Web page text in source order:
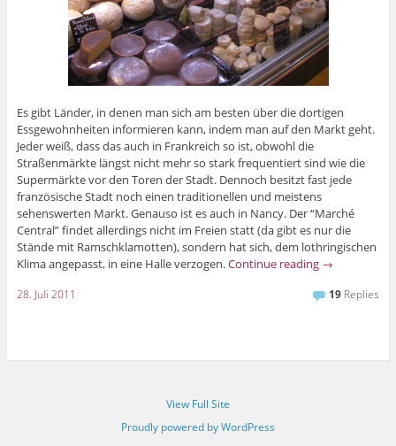
Es gibt Länder, in denen man sich am besten über die dortigen
Essgewohnheiten informieren kann, indem man auf den Markt geht.
Jeder weiß, dass das auch in Frankreich so ist, obwohl die
Straßenmärkte längst nicht mehr so stark frequentiert sind wie die
Supermärkte vor den Toren der Stadt. Dennoch besitzt fast jede
französische Stadt noch einen traditionellen und meistens
sehenswerten Markt. Genauso ist es auch in Nancy. Der “Marché
Central” findet allerdings nicht im Freien statt (da gibt es nur die
Stände mit Ramschklamotten), sondern hat sich, dem lothringischen
Klima angepasst, in eine Halle verzogen.Continue reading →
28. Juli 2011 19 Replies
View Full Site
Proudly powered by WordPress